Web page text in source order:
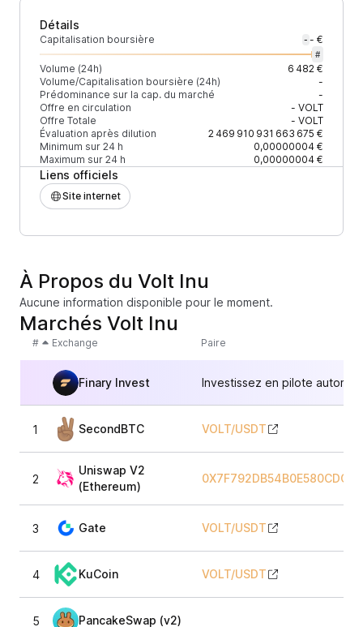
Détails
Capitalisation boursière - - €
#
Volume (24h)
6 482 €
Volume/Capitalisation boursière (24h)
-
Prédominance sur la cap. du marché
-
Offre en circulation
- VOLT
Offre Totale
- VOLT
Évaluation après dilution
2 469 910 931 663 675 €
Minimum sur 24 h
0,00000004 €
Maximum sur 24 h
0,00000004 €
Liens officiels
Site internet
À Propos du Volt Inu
Aucune information disponible pour le moment.
Marchés Volt Inu
# Exchange Paire
Finary Invest Investissez en pilote
1 SecondBTC VOLT/USDT
2
Uniswap V2
(Ethereum)
3 Gate VOLT/USDT
4 KuCoin VOLT/USDT
5 PancakeSwap (v2)